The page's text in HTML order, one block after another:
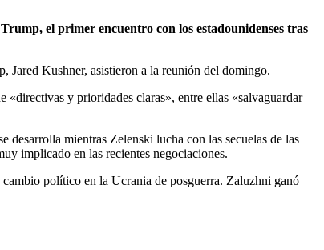
el primer encuentro con los estadounidenses tras
Jared Kushner, asistieron a la reunión del domingo.
«directivas y prioridades claras», entre ellas «salvaguardar
desarrolla mientras Zelenski lucha con las secuelas de las
implicado en las recientes negociaciones.
cambio político en la Ucrania de posguerra. Zaluzhni ganó